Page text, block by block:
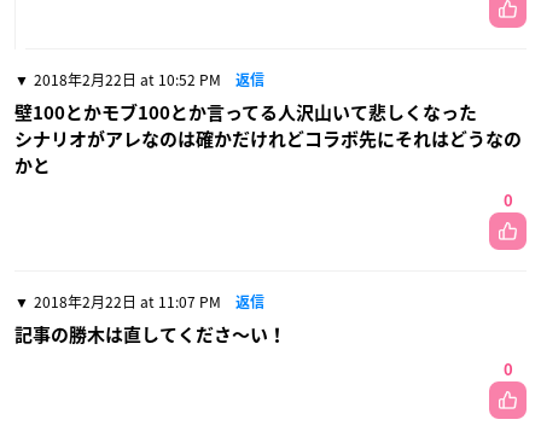
2018年2月22日 at 10:52 PM 返信
壁100とかモブ100とか言ってる人沢山いて悲しくなった
シナリオがアレなのは確かだけれどコラボ先にそれはどうなの
かと
0
2018年2月22日 at 11:07 PM 返信
記事の勝木は直してくださ〜い！
0